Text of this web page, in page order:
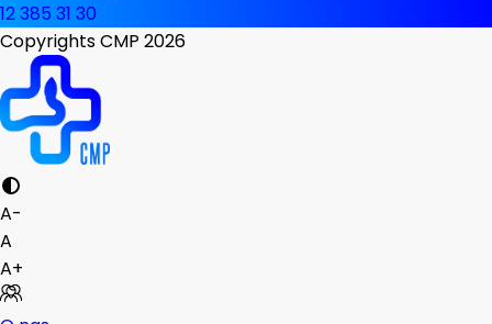
12 385 31 30
Copyrights CMP 2026
A-
A
A+